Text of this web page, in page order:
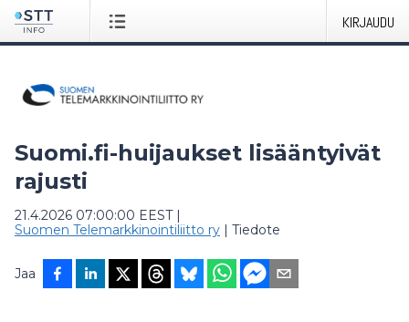
KIRJAUDU
Suomi.fi-huijaukset lisääntyivät
rajusti
21.4.2026 07:00:00 EEST|
Suomen Telemarkkinointiliitto ry | Tiedote
Jaa